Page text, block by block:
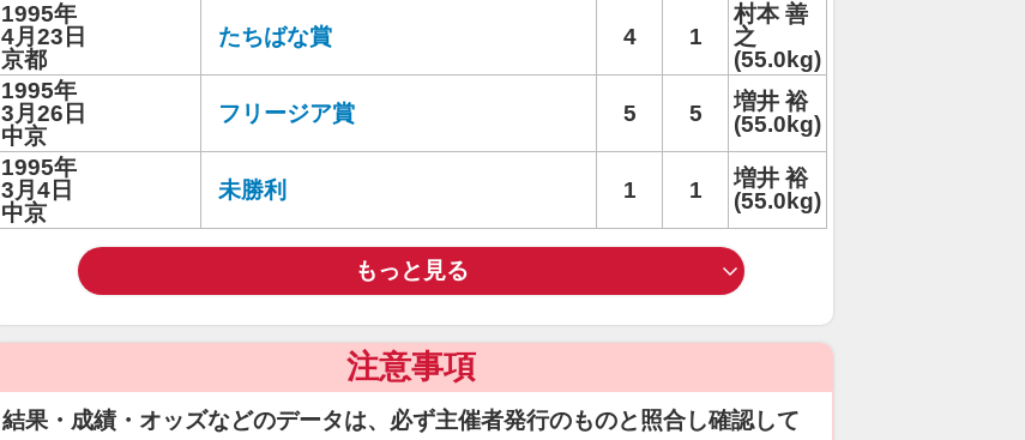
1995年
4月23日
京都
たちばな賞 4 1
村本 善
之
(55.0kg)
1995年
3月26日
中京
フリージア賞 5 5
増井 裕
(55.0kg)
1995年
3月4日
中京
未勝利 1 1
増井 裕
(55.0kg)
もっと見る
注意事項
結果・成績・オッズなどのデータは、必ず主催者発行のものと照合し確認して